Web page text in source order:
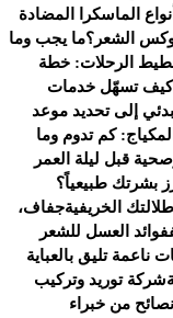
الماسكرا المضادة
الشعر؟ما يجب وما
الرحلات: خطة
كيف تسهّل خدمات
إلى تحديد موعد
كم تدوم وما
قبل ليلة العمر
بشرتك طبيعياً؟
الخريفيةجفاف،
فوائد العسل للشعر
تليق بالعباية
شركة توريد وتركيب
من خبراء